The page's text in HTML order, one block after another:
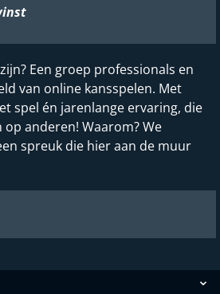
Een groep professionals en
van online kansspelen. Met
spel én jarenlange ervaring, die
anderen! Waarom? We
spreuk die hier aan de muur